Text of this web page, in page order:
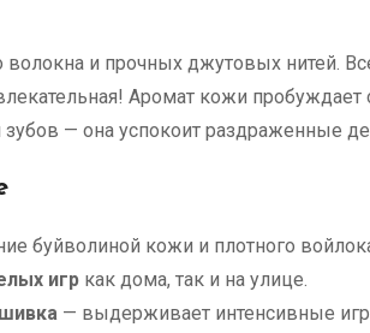
и прочных джутовых нитей.
Аромат кожи
— она успокоит раздраженные
буйволиной кожи и плотного
игр как дома, так и на улице.
— выдерживает интенсивные